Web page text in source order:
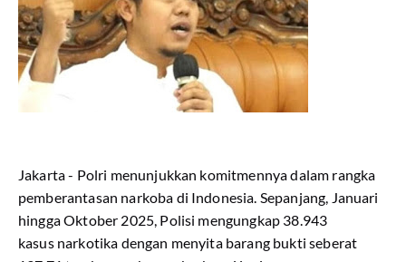
Jakarta - Polri menunjukkan komitmennya dalam rangka
pemberantasan narkoba di Indonesia. Sepanjang, Januari
hingga Oktober 2025, Polisi mengungkap 38.943
kasus narkotika dengan menyita barang bukti seberat